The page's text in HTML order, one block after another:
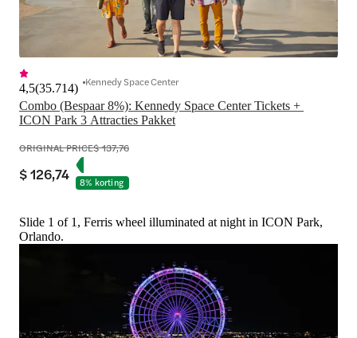
Combo (Bespaar 8%): Kennedy Space Center Tickets +
ICON Park 3 Attracties Pakket
4,5(35.714) Kennedy Space Center
ORIGINAL PRICE$ 137,76
$ 126,74 8% korting
Slide 1 of 1, Ferris wheel illuminated at night in ICON Park,
Orlando.